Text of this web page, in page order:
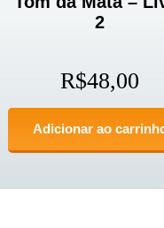
2
R$48,00
Adicionar ao